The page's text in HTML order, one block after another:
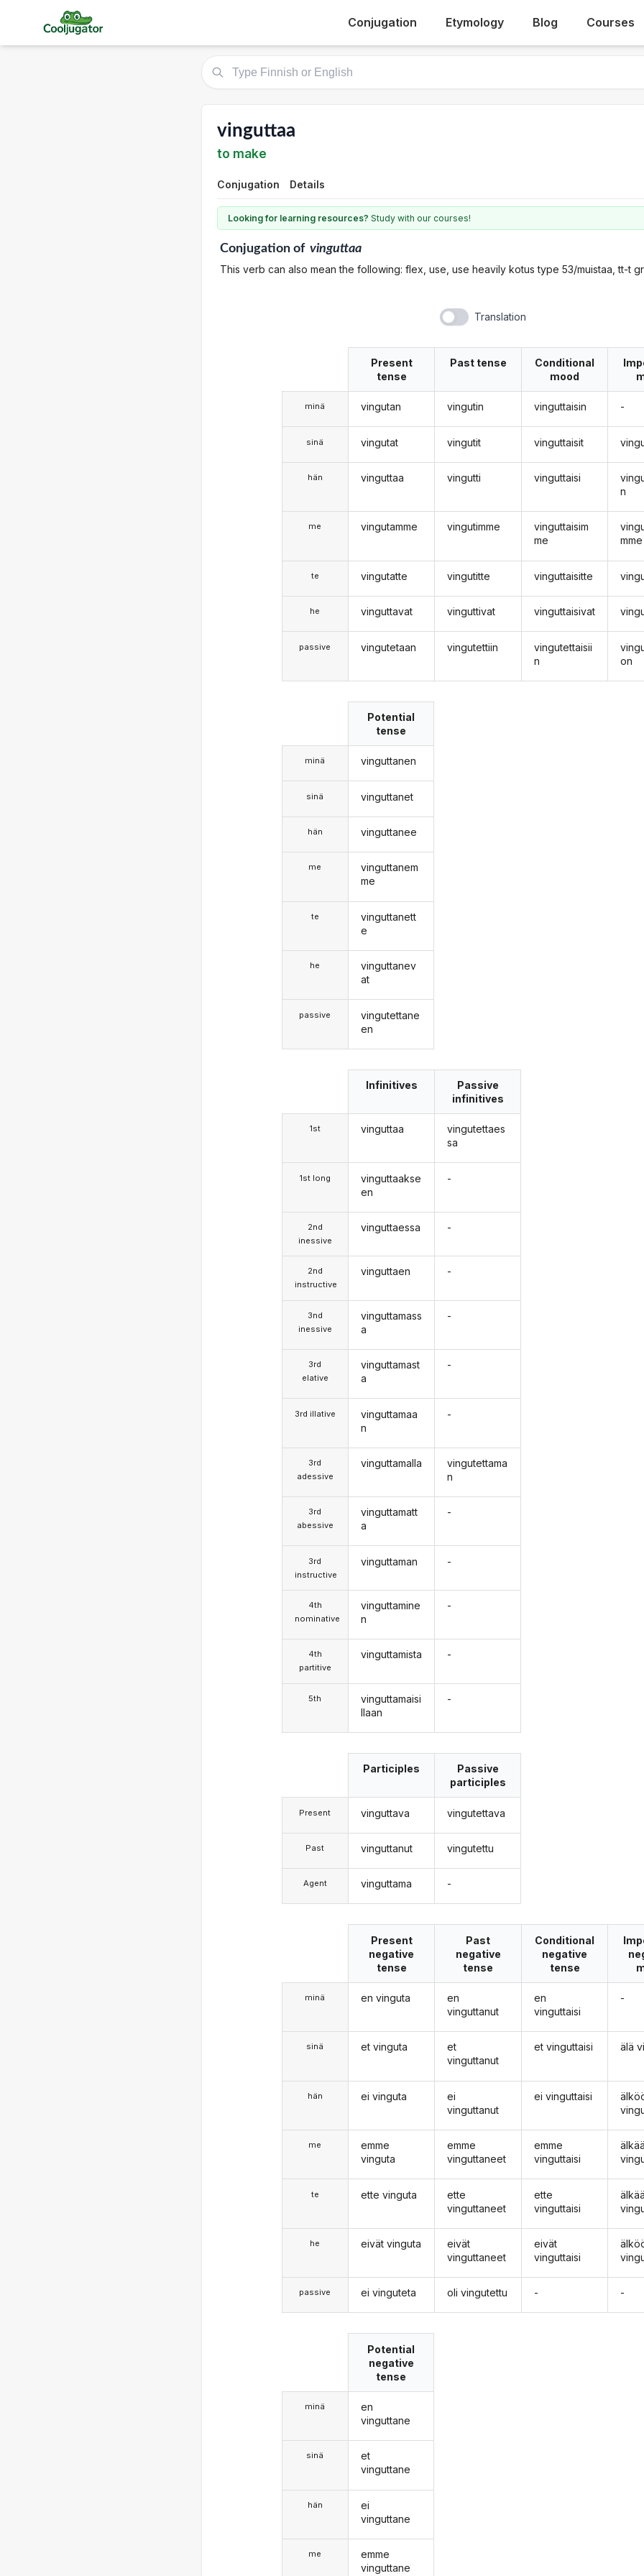
Conjugation Etymology Blog Courses
vinguttaa
to make
Conjugation Details
Looking for learning resources? Study with our courses!
Conjugationof vinguttaa
This verb can also mean the following: flex, use, use heavily kotus type 53/muistaa, tt-t
Translation
minä
sinä
hän
me
te
he
passive
Present
tense
vingutan
vingutat
vinguttaa
vingutamme
vingutatte
vinguttavat
vingutetaan
Past tense
vingutin
vingutit
vingutti
vingutimme
vingutitte
vinguttivat
vingutettiin
Conditional
mood
vinguttaisin
vinguttaisit
vinguttaisi
vinguttaisim
me
vinguttaisitte
vinguttaisivat
vingutettaisii
n
-
n
mme
on
minä
sinä
hän
me
te
he
passive
Potential
tense
vinguttanen
vinguttanet
vinguttanee
vinguttanem
me
vinguttanett
e
vinguttanev
at
vingutettane
en
1st
1st long
2nd
inessive
2nd
instructive
3nd
inessive
3rd
elative
3rd illative
3rd
adessive
3rd
abessive
3rd
instructive
4th
nominative
4th
partitive
5th
Infinitives
vinguttaa
vinguttaakse
en
vinguttaessa
vinguttaen
vinguttamass
a
vinguttamast
a
vinguttamaa
n
vinguttamalla
vinguttamatt
a
vinguttaman
vinguttamine
n
vinguttamista
vinguttamaisi
llaan
Passive
infinitives
vingutettaes
sa
-
-
-
-
-
-
vingutettama
n
-
-
-
-
-
Present
Past
Agent
Participles
vinguttava
vinguttanut
vinguttama
Passive
participles
vingutettava
vingutettu
-
minä
sinä
hän
me
te
he
passive
Present
negative
tense
en vinguta
et vinguta
ei vinguta
emme
vinguta
ette vinguta
eivät vinguta
ei vinguteta
Past
negative
tense
en
vinguttanut
et
vinguttanut
ei
vinguttanut
emme
vinguttaneet
ette
vinguttaneet
eivät
vinguttaneet
oli vingutettu
Conditional
negative
tense
en
vinguttaisi
et vinguttaisi
ei vinguttaisi
emme
vinguttaisi
ette
vinguttaisi
eivät
vinguttaisi
-
-
älä
älkää
-
minä
sinä
hän
me
Potential
negative
tense
en
vinguttane
et
vinguttane
ei
vinguttane
emme
vinguttane